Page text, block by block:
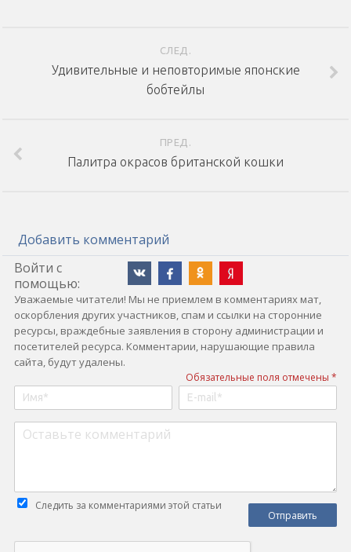
СЛЕД.
Удивительные и неповторимые японские
бобтейлы
ПРЕД.
Палитра окрасов британской кошки
Добавить комментарий
Войти с
помощью:
Уважаемые читатели! Мы не приемлем в комментариях мат,
оскорбления других участников, спам и ссылки на сторонние
ресурсы, враждебные заявления в сторону администрации и
посетителей ресурса. Комментарии, нарушающие правила
сайта, будут удалены.
Обязательные поля отмечены *
Следить за комментариями этой статьи